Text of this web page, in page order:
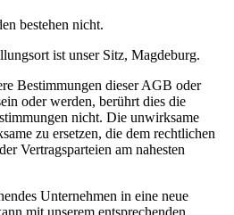
bestehen nicht.
ist unser Sitz, Magdeburg.
Bestimmungen dieser AGB oder
oder werden, berührt dies die
nicht. Die unwirksame
zu ersetzen, die dem rechtlichen
Vertragsparteien am nahesten
Unternehmen in eine neue